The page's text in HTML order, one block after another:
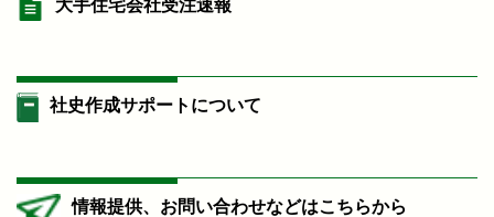
大手住宅会社受注速報
社史作成サポートについて
情報提供、お問い合わせなどはこちらから